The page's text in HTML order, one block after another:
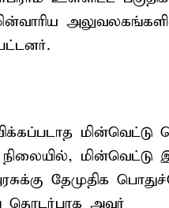
மின்வெட்டு
மின்வெட்டு
தேமுதிக
தொடர்பாக அவர்